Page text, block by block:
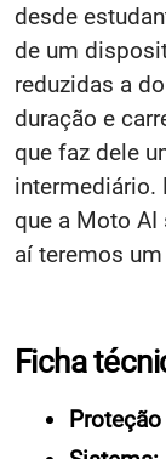
desde
de um
reduzidas a
duração e
que faz dele
intermediário.
que a Moto
aí teremos
Ficha